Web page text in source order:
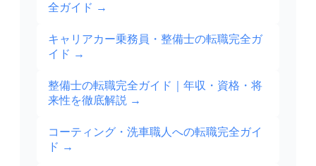
全ガイド →
キャリアカー乗務員・整備士の転職完全ガ
イド →
整備士の転職完全ガイド｜年収・資格・将
来性を徹底解説 →
コーティング・洗車職人への転職完全ガイ
ド →